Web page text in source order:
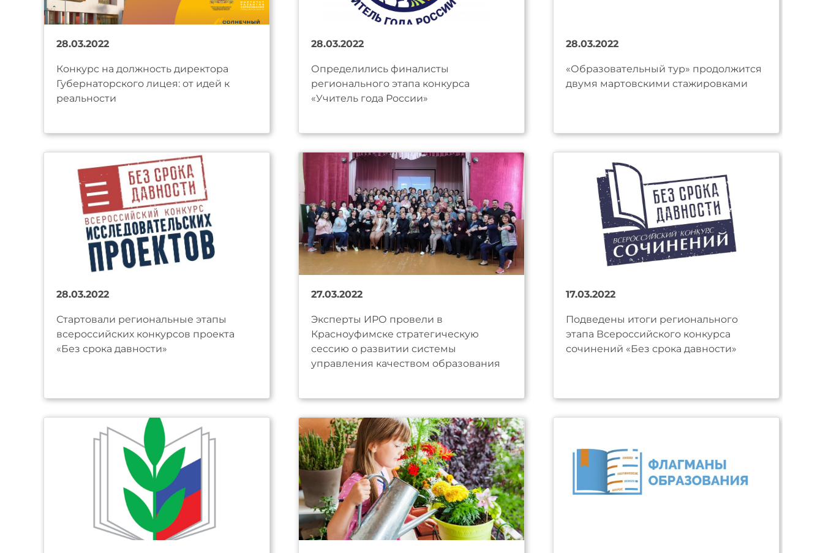
28.03.2022
Конкурс на должность директора
Губернаторского лицея: от идей к
реальности
28.03.2022
Определились финалисты
регионального этапа конкурса
«Учитель года России»
28.03.2022
«Образовательный тур» продолжится
двумя мартовскими стажировками
28.03.2022
Стартовали региональные этапы
всероссийских конкурсов проекта
«Без срока давности»
27.03.2022
Эксперты ИРО провели в
Красноуфимске стратегическую
сессию о развитии системы
управления качеством образования
17.03.2022
Подведены итоги регионального
этапа Всероссийского конкурса
сочинений «Без срока давности»